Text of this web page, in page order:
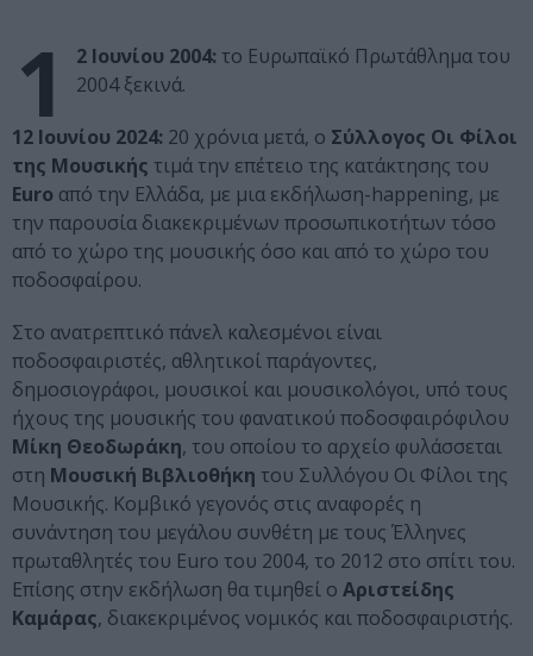
1 2 Ιουνίου 2004: το Ευρωπαϊκό Πρωτάθλημα του
2004 ξεκινά.
12 Ιουνίου 2024: 20 χρόνια μετά, ο Σύλλογος Οι Φίλοι
της Μουσικής τιμά την επέτειο της κατάκτησης του
Euro από την Ελλάδα, με μια εκδήλωση-happening, με
την παρουσία διακεκριμένων προσωπικοτήτων τόσο
από το χώρο της μουσικής όσο και από το χώρο του
ποδοσφαίρου.
Στο ανατρεπτικό πάνελ καλεσμένοι είναι
ποδοσφαιριστές, αθλητικοί παράγοντες,
δημοσιογράφοι, μουσικοί και μουσικολόγοι, υπό τους
ήχους της μουσικής του φανατικού ποδοσφαιρόφιλου
Μίκη Θεοδωράκη, του οποίου το αρχείο φυλάσσεται
στη Μουσική Βιβλιοθήκη του Συλλόγου Οι Φίλοι της
Μουσικής. Κομβικό γεγονός στις αναφορές η
συνάντηση του μεγάλου συνθέτη με τους Έλληνες
πρωταθλητές του Euro του 2004, το 2012 στο σπίτι του.
Επίσης στην εκδήλωση θα τιμηθεί ο Αριστείδης
Καμάρας, διακεκριμένος νομικός και ποδοσφαιριστής.